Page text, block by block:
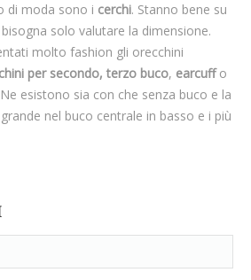
di moda sono i cerchi. Stanno bene su
solo valutare la dimensione.
molto fashion gli orecchini
per secondo, terzo buco, earcuffo
esistono sia con che senza buco e la
nel buco centrale in basso e i più